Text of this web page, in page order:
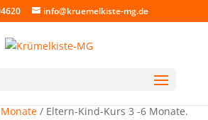
info@kruemelkiste-mg.de
/ Eltern-Kind-Kurs 3 -6 Monate.